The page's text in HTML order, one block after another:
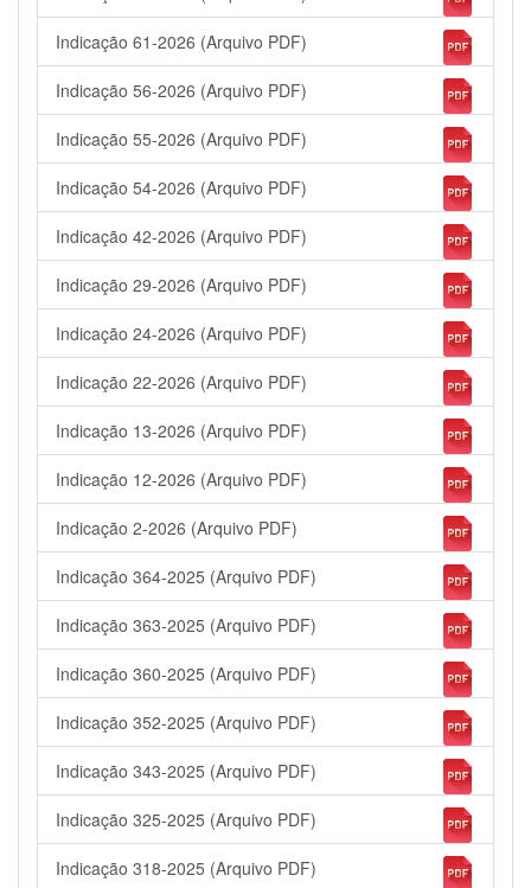
Indicação 61-2026 (Arquivo PDF)
Indicação 56-2026 (Arquivo PDF)
Indicação 55-2026 (Arquivo PDF)
Indicação 54-2026 (Arquivo PDF)
Indicação 42-2026 (Arquivo PDF)
Indicação 29-2026 (Arquivo PDF)
Indicação 24-2026 (Arquivo PDF)
Indicação 22-2026 (Arquivo PDF)
Indicação 13-2026 (Arquivo PDF)
Indicação 12-2026 (Arquivo PDF)
Indicação 2-2026 (Arquivo PDF)
Indicação 364-2025 (Arquivo PDF)
Indicação 363-2025 (Arquivo PDF)
Indicação 360-2025 (Arquivo PDF)
Indicação 352-2025 (Arquivo PDF)
Indicação 343-2025 (Arquivo PDF)
Indicação 325-2025 (Arquivo PDF)
Indicação 318-2025 (Arquivo PDF)